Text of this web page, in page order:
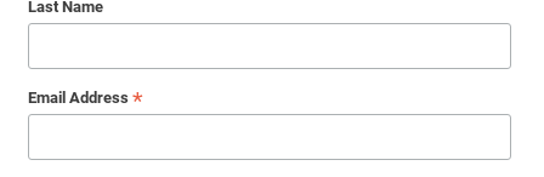
Last Name
Email Address *